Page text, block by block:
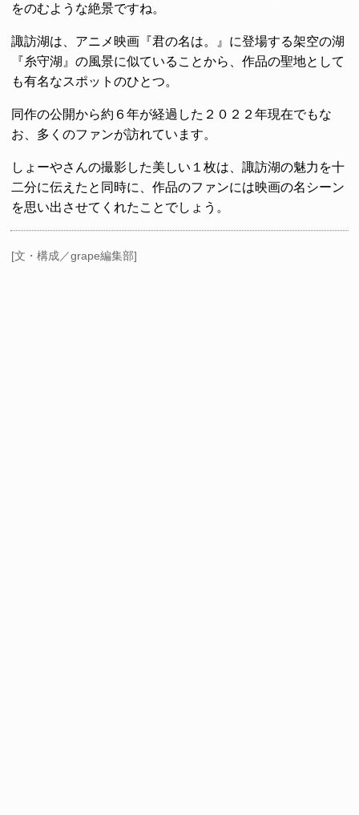
をのむような絶景ですね。
諏訪湖は、アニメ映画『君の名は。』に登場する架空の湖
『糸守湖』の風景に似ていることから、作品の聖地として
も有名なスポットのひとつ。
同作の公開から約６年が経過した２０２２年現在でもな
お、多くのファンが訪れています。
しょーやさんの撮影した美しい１枚は、諏訪湖の魅力を十
二分に伝えたと同時に、作品のファンには映画の名シーン
を思い出させてくれたことでしょう。
[文・構成／grape編集部]